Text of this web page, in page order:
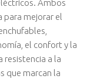
Ambos
para mejorar el
el confort y la
resistencia a la
que marcan la